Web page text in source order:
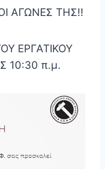
ΑΓΩΝΕΣ ΤΗΣ!!
ΕΡΓΑΤΙΚΟΥ
10:30 π.μ.